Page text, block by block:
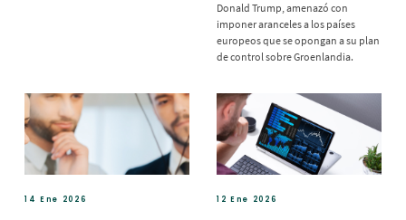
Donald Trump, amenazó con
imponer aranceles a los países
europeos que se opongan a su plan
de control sobre Groenlandia.
14 Ene 2026 12 Ene 2026